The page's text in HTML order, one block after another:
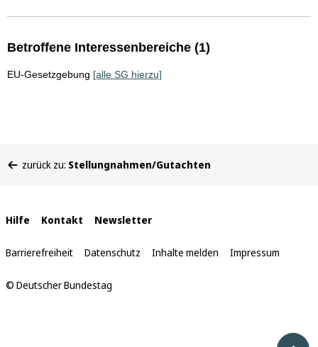
Betroffene Interessenbereiche (1)
EU-Gesetzgebung [alle SG hierzu]
befinden
zurück zu: Stellungnahmen/Gutachten
Interne
Links
Hilfe Kontakt Newsletter
Barrierefreiheit Datenschutz Inhalte melden Impressum
© Deutscher Bundestag